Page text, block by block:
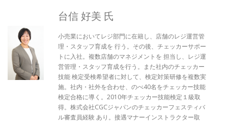
台信 好美 氏
小売業においてレジ部門に在籍し、店舗のレジ運営管
理・スタッフ育成を 行う。その後、チェッカーサポー
トに入社。複数店舗のマネジメントを 担当し、レジ運
営管理・スタッフ育成を行う。また社内のチェッカー
技能 検定受検希望者に対して、検定対策研修を複数実
施。社内・社外を合わせ、のべ40名をチェッカー技能
検定合格に導く。2010年チェッカー技能検定１級取
得。株式会社CGCジャパンのチェッカーフェスティバ
ル審査員経験 あり。接遇マナーインストラクター取